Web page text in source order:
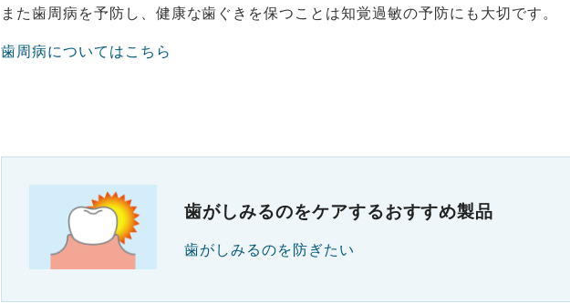
また歯周病を予防し、健康な歯ぐきを保つことは知覚過敏の予防にも大切です。
歯周病についてはこちら
歯がしみるのをケアするおすすめ製品
歯がしみるのを防ぎたい